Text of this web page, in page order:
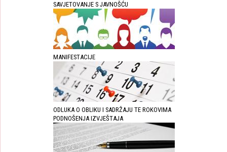
SAVJETOVANJE S JAVNOŠĆU
MANIFESTACIJE
ODLUKA O OBLIKU I SADRŽAJU TE ROKOVIMA
PODNOŠENJA IZVJEŠTAJA